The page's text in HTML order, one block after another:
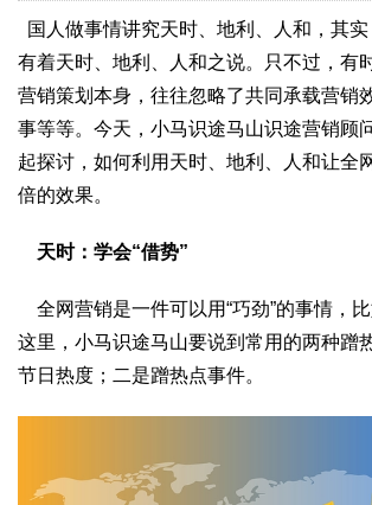
国人做事情讲究天时、地利、人和，其
有着天时、地利、人和之说。只不过，有
营销策划本身，往往忽略了共同承载营销
事等等。今天，小马识途马山识途营销顾
起探讨，如何利用天时、地利、人和让全
倍的效果。
天时：学会“借势”
全网营销是一件可以用“巧劲”的事情，
这里，小马识途马山要说到常用的两种蹭
节日热度；二是蹭热点事件。